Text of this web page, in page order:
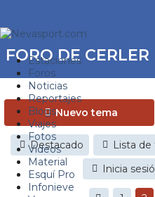
Estaciones
Foros
Noticias
Reportajes
Blogs
Viajes
Fotos
Videos
Material
Esquí Pro
Infonieve
FORO DE CERLER
Nuevo tema
Destacado Lista de
Inicia